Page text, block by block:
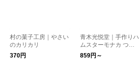
村の菓子工房｜やさい
のカリカリ
370円
青木光悦堂｜手作りハ
ムスターモナカ つぶ
餡 2個入り・6個入り
859円～